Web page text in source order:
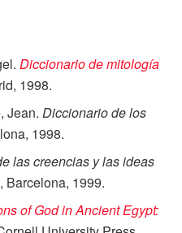
Diccionario de mitología
1998.
Jean.Diccionario de los
1998.
las creencias y las ideas
Barcelona, 1999.
of God in Ancient Egypt: